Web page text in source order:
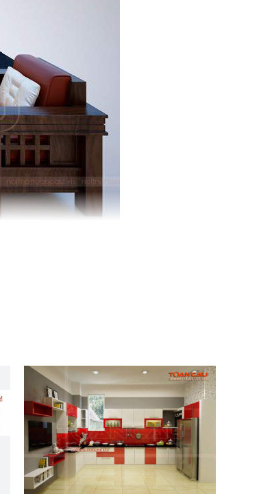
khách TC108 gồm 10 món: 4 ghế
màu đỏ boocdo, kính mặt bàn là kính